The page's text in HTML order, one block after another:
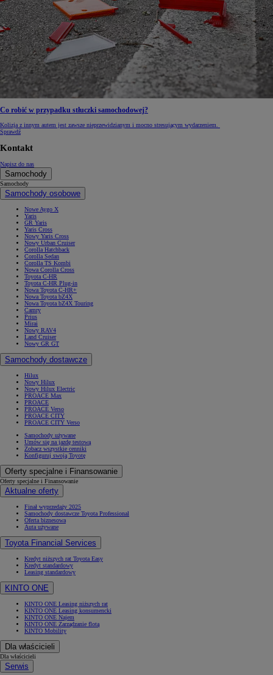
Co robić w przypadku stłuczki samochodowej?
Kolizja z innym autem jest zawsze nieprzewidzianym i mocno stresującym wydarzeniem.
Sprawdź
Kontakt
Napisz do nas
Samochody
Samochody
Samochody osobowe
Nowe Aygo X
Yaris
GR Yaris
Yaris Cross
Nowy Yaris Cross
Nowy Urban Cruiser
Corolla Hatchback
Corolla Sedan
Corolla TS Kombi
Nowa Corolla Cross
Toyota C-HR
Toyota C-HR Plug-in
Nowa Toyota C-HR+
Nowa Toyota bZ4X
Nowa Toyota bZ4X Touring
Camry
Prius
Mirai
Nowy RAV4
Land Cruiser
Nowy GR GT
Samochody dostawcze
Hilux
Nowy Hilux
Nowy Hilux Electric
PROACE Max
PROACE
PROACE Verso
PROACE CITY
PROACE CITY Verso
Samochody używane
Umów się na jazdę testową
Zobacz wszystkie cenniki
Konfiguruj swoją Toyotę
Oferty specjalne i Finansowanie
Oferty specjalne i Finansowanie
Aktualne oferty
Finał wyprzedaży 2025
Samochody dostawcze Toyota Professional
Oferta biznesowa
Auta używane
Toyota Financial Services
Kredyt niższych rat Toyota Easy
Kredyt standardowy
Leasing standardowy
KINTO ONE
KINTO ONE Leasing niższych rat
KINTO ONE Leasing konsumencki
KINTO ONE Najem
KINTO ONE Zarządzanie flotą
KINTO Mobility
Dla właścicieli
Dla właścicieli
Serwis